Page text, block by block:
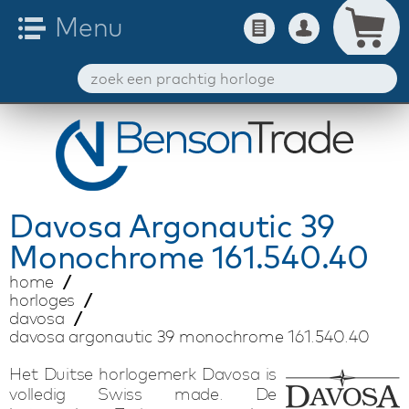
Davosa Argonautic 39
Monochrome 161.540.40
home
horloges
davosa
davosa argonautic 39 monochrome 161.540.40
Het Duitse horlogemerk Davosa is
volledig Swiss made. De